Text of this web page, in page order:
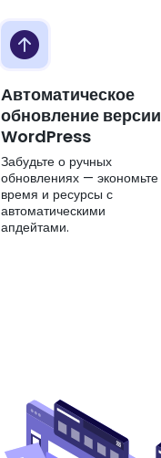
Автоматическое
обновление версии
WordPress
Забудьте о ручных
обновлениях — экономьте
время и ресурсы с
автоматическими
апдейтами.